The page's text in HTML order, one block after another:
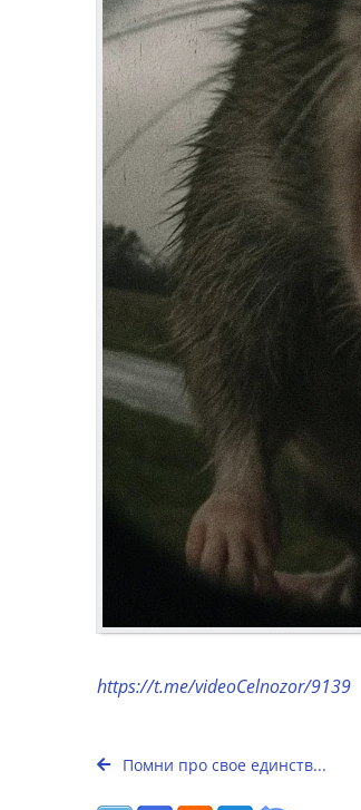
https://t.me/videoCelnozor/9139
Помни про свое единств...